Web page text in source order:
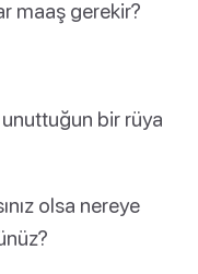
maaş gerekir?
bir rüya
olsa nereye